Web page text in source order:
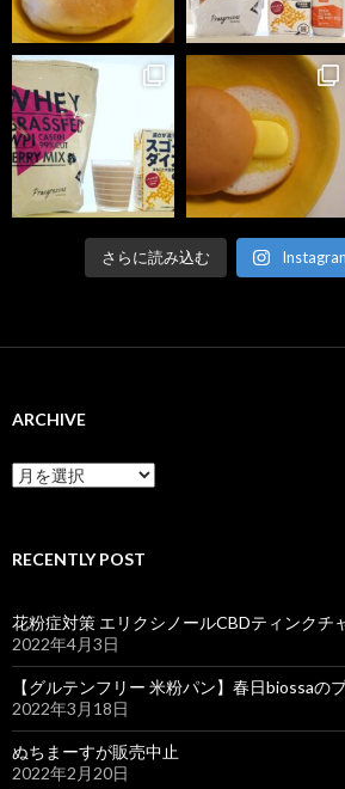
さらに読み込む
ARCHIVE
ARCHIVE
RECENTLY POST
花粉症対策 エリクシノールCBDティンクチ
2022年4月3日
【グルテンフリー 米粉パン】春日biossaの
2022年3月18日
ぬちまーすが販売中止
2022年2月20日